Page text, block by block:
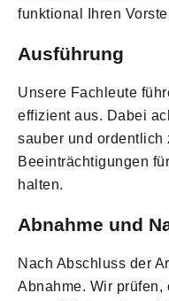
funktional Ihren
Ausführung
Unsere Fachleute
effizient aus. Dabei
sauber und ordentlich
Beeinträchtigungen
halten.
Abnahme und
Nach Abschluss der
Abnahme. Wir